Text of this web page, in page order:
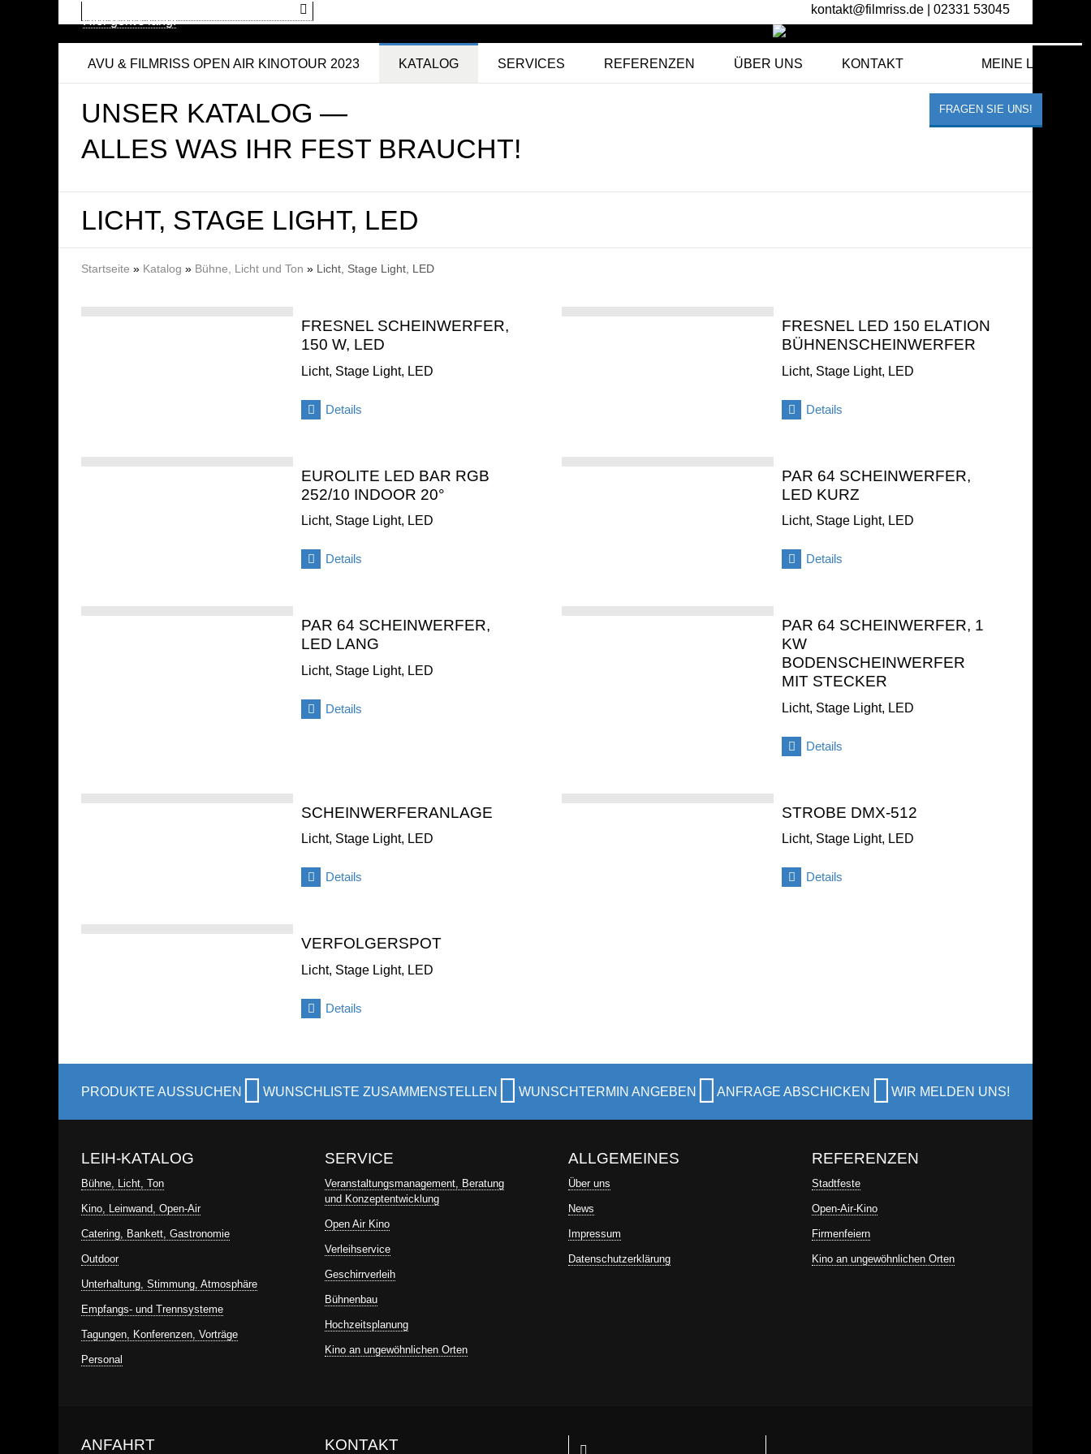
kontakt@filmriss.de | 02331 53045
Hier geht's lang!
AVU & FILMRISS OPEN AIR KINOTOUR 2023 KATALOG SERVICES REFERENZEN ÜBER UNS KONTAKT MEINE LISTE
UNSER KATALOG —
ALLES WAS IHR FEST BRAUCHT!
FRAGEN SIE UNS!
LICHT, STAGE LIGHT, LED
SIE SIND HIER
Startseite » Katalog » Bühne, Licht und Ton » Licht, Stage Light, LED
FRESNEL SCHEINWERFER,
150 W, LED
Licht, Stage Light, LED
Details
FRESNEL LED 150 ELATION
BÜHNENSCHEINWERFER
Licht, Stage Light, LED
Details
EUROLITE LED BAR RGB
252/10 INDOOR 20°
Licht, Stage Light, LED
Details
PAR 64 SCHEINWERFER,
LED KURZ
Licht, Stage Light, LED
Details
PAR 64 SCHEINWERFER,
LED LANG
Licht, Stage Light, LED
Details
PAR 64 SCHEINWERFER, 1
KW
BODENSCHEINWERFER
MIT STECKER
Licht, Stage Light, LED
Details
SCHEINWERFERANLAGE
Licht, Stage Light, LED
Details
STROBE DMX-512
Licht, Stage Light, LED
Details
VERFOLGERSPOT
Licht, Stage Light, LED
Details
PRODUKTE AUSSUCHEN WUNSCHLISTE ZUSAMMENSTELLEN WUNSCHTERMIN ANGEBEN ANFRAGE ABSCHICKEN WIR MELDEN UNS!
LEIH-KATALOG
Bühne, Licht, Ton
Kino, Leinwand, Open-Air
Catering, Bankett, Gastronomie
Outdoor
Unterhaltung, Stimmung, Atmosphäre
Empfangs- und Trennsysteme
Tagungen, Konferenzen, Vorträge
Personal
SERVICE
Veranstaltungsmanagement, Beratung
und Konzeptentwicklung
Open Air Kino
Verleihservice
Geschirrverleih
Bühnenbau
Hochzeitsplanung
Kino an ungewöhnlichen Orten
ALLGEMEINES
Über uns
News
Impressum
Datenschutzerklärung
REFERENZEN
Stadtfeste
Open-Air-Kino
Firmenfeiern
Kino an ungewöhnlichen Orten
ANFAHRT KONTAKT